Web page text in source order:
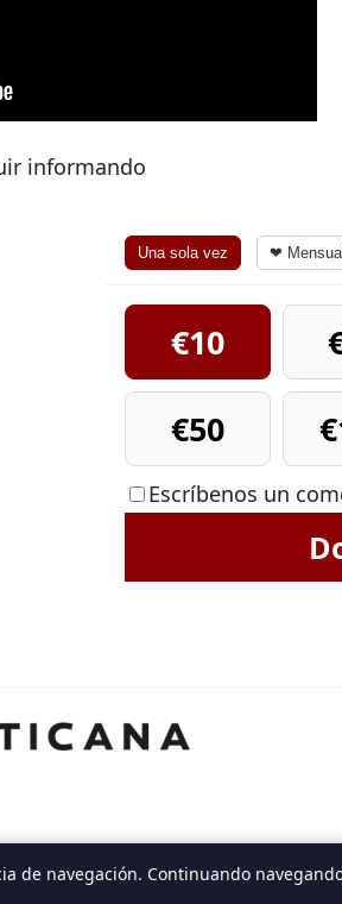
informando
Una sola vez ❤ Mensual
€10
€50
Escríbenos un
de navegación. Continuando